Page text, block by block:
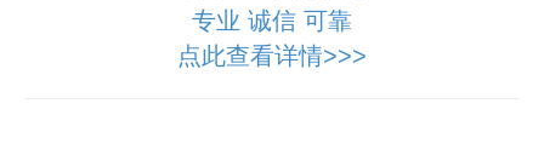
专业 诚信 可靠
点此查看详情>>>